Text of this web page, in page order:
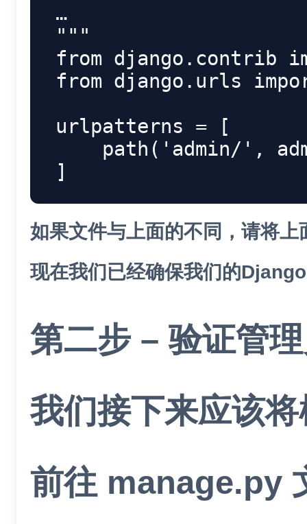
…
""
from django . contrib
from django . urls
urlpatterns =
[
    path
( 'admin/' ,
]
如果文件与上面的不同，请将
现在我们已经确保我们的
第二步 – 验证管
我们接下来应该
前往 manage.py